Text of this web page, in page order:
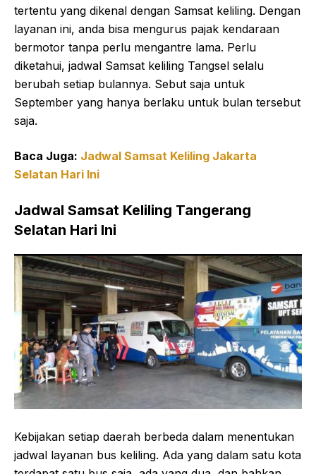
tertentu yang dikenal dengan Samsat keliling. Dengan
layanan ini, anda bisa mengurus pajak kendaraan
bermotor tanpa perlu mengantre lama. Perlu
diketahui, jadwal Samsat keliling Tangsel selalu
berubah setiap bulannya. Sebut saja untuk
September yang hanya berlaku untuk bulan tersebut
saja.
Baca Juga: Jadwal Samsat Keliling Jakarta
Selatan Hari Ini
Jadwal Samsat Keliling Tangerang
Selatan Hari Ini
Kebijakan setiap daerah berbeda dalam menentukan
jadwal layanan bus keliling. Ada yang dalam satu kota